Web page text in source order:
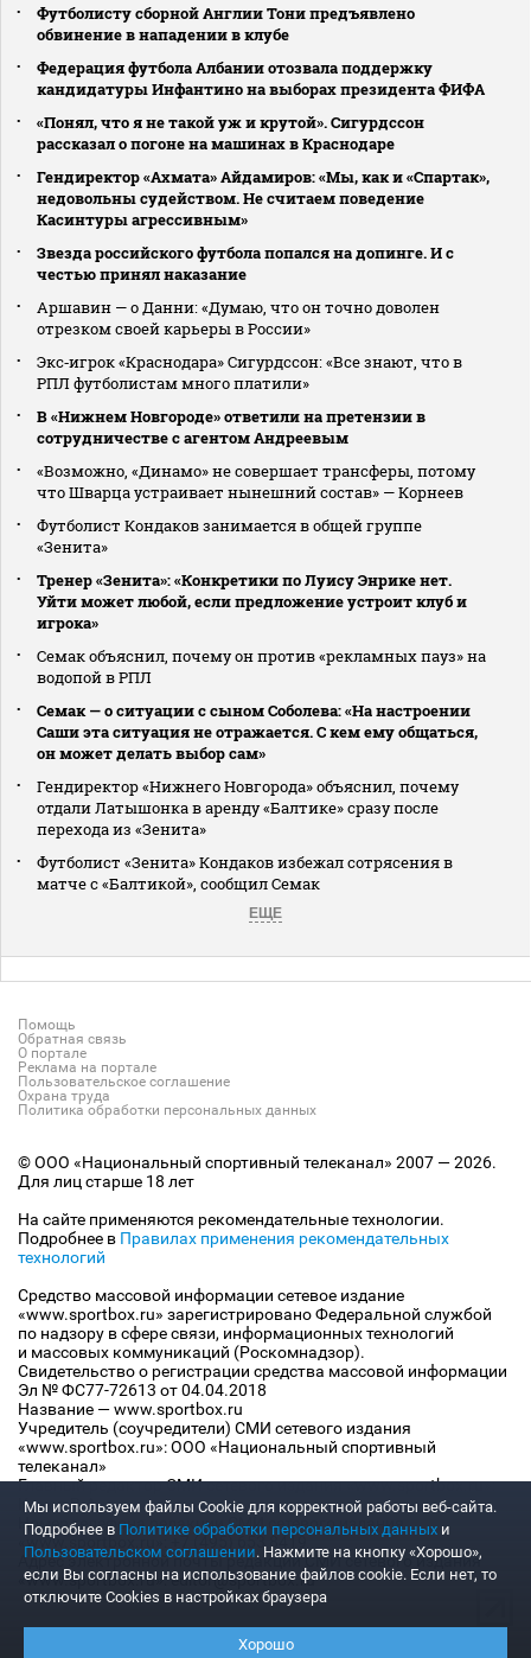
Футболисту сборной Англии Тони предъявлено
обвинение в нападении в клубе
Федерация футбола Албании отозвала поддержку
кандидатуры Инфантино на выборах президента ФИФА
«Понял, что я не такой уж и крутой». Сигурдссон
рассказал о погоне на машинах в Краснодаре
Гендиректор «Ахмата» Айдамиров: «Мы, как и «Спартак»,
недовольны судейством. Не считаем поведение
Касинтуры агрессивным»
Звезда российского футбола попался на допинге. И с
честью принял наказание
Аршавин — о Данни: «Думаю, что он точно доволен
отрезком своей карьеры в России»
Экс‑игрок «Краснодара» Сигурдссон: «Все знают, что в
РПЛ футболистам много платили»
В «Нижнем Новгороде» ответили на претензии в
сотрудничестве с агентом Андреевым
«Возможно, «Динамо» не совершает трансферы, потому
что Шварца устраивает нынешний состав» — Корнеев
Футболист Кондаков занимается в общей группе
«Зенита»
Тренер «Зенита»: «Конкретики по Луису Энрике нет.
Уйти может любой, если предложение устроит клуб и
игрока»
Семак объяснил, почему он против «рекламных пауз» на
водопой в РПЛ
Семак — о ситуации с сыном Соболева: «На настроении
Саши эта ситуация не отражается. С кем ему общаться,
он может делать выбор сам»
Гендиректор «Нижнего Новгорода» объяснил, почему
отдали Латышонка в аренду «Балтике» сразу после
перехода из «Зенита»
Футболист «Зенита» Кондаков избежал сотрясения в
матче с «Балтикой», сообщил Семак
ЕЩЕ
Помощь
Обратная связь
О портале
Реклама на портале
Пользовательское соглашение
Охрана труда
Политика обработки персональных данных
© ООО «Национальный спортивный телеканал» 2007 — 2026.
Для лиц старше 18 лет
На сайте применяются рекомендательные технологии.
Подробнее в Правилах применения рекомендательных
технологий
Средство массовой информации сетевое издание
«www.sportbox.ru» зарегистрировано Федеральной службой
по надзору в сфере связи, информационных технологий
и массовых коммуникаций (Роскомнадзор).
Свидетельство о регистрации средства массовой информации
Эл № ФС77-72613 от 04.04.2018
Название — www.sportbox.ru
Учредитель (соучредители) СМИ сетевого издания
«www.sportbox.ru»: ООО «Национальный спортивный
телеканал»
Главный редактор СМИ сетевого издания «www.sportbox.ru»:
Конов В.А.
Номер телефона редакции СМИ сетевого издания
«www.sportbox.ru»: +7 (495) 653 8419
Адрес электронной почты редакции СМИ сетевого издания
«www.sportbox.ru»: editor@sportbox.ru
Мы используем файлы Сookie для корректной работы веб-сайта.
Подробнее в Политике обработки персональных данных и
Пользовательском соглашении. Нажмите на кнопку «Хорошо»,
если Вы согласны на использование файлов cookie. Если нет, то
отключите Cookies в настройках браузера
Хорошо